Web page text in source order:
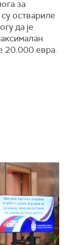
за
оствариле
да је
20.000 евра.